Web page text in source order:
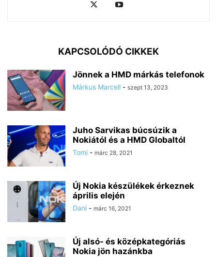
KAPCSOLÓDÓ CIKKEK
Jönnek a HMD márkás telefonok
Márkus Marcell - szept 13, 2023
Juho Sarvikas búcsúzik a
Nokiától és a HMD Globaltól
Tomi - márc 28, 2021
Új Nokia készülékek érkeznek
április elején
Dani - márc 16, 2021
Új alsó- és középkategóriás
Nokia jön hazánkba